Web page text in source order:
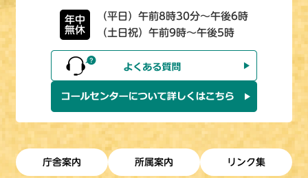
年中
無休
（平日）午前8時30分～午後6時
（土日祝）午前9時～午後5時
庁舎案内 所属案内 リンク集